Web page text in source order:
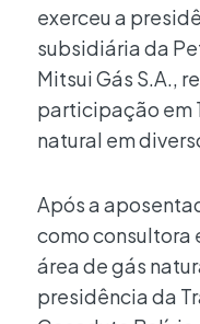
exerceu a
subsidiária da
Mitsui Gás S.A.,
participação em
natural em
Após a
como consultora
área de gás
presidência da